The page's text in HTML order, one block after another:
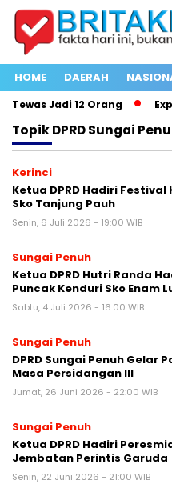
HOME DAERAH
Jadi 12 Orang
TopikDPRD Sungai
Kerinci
Ketua DPRD Hadiri Festival
Sko Tanjung Pauh
Senin, 6 Juli 2026 - 19:00 WIB
Sungai Penuh
Ketua DPRD Hutri Randa
Puncak Kenduri Sko Enam
Sabtu, 4 Juli 2026 - 16:00 WIB
Sungai Penuh
DPRD Sungai Penuh Gelar
Masa Persidangan III
Jumat, 26 Juni 2026 - 22:00 WIB
Sungai Penuh
Ketua DPRD Hadiri
Jembatan Perintis Garuda
Senin, 22 Juni 2026 - 21:00 WIB